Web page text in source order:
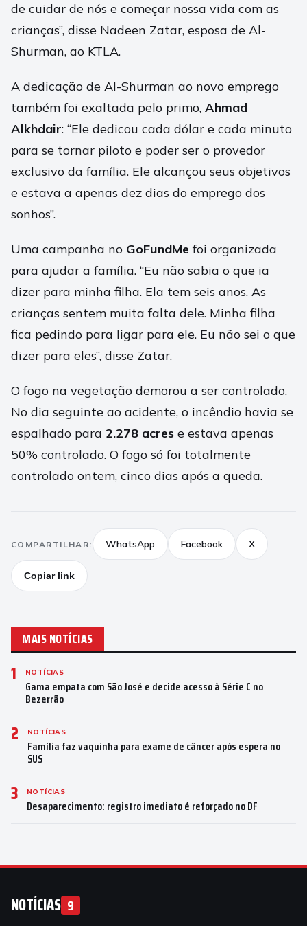
de cuidar de nós e começar nossa vida com as
crianças”, disse Nadeen Zatar, esposa de Al-
Shurman, ao KTLA.
A dedicação de Al-Shurman ao novo emprego
também foi exaltada pelo primo, Ahmad
Alkhdair: “Ele dedicou cada dólar e cada minuto
para se tornar piloto e poder ser o provedor
exclusivo da família. Ele alcançou seus objetivos
e estava a apenas dez dias do emprego dos
sonhos”.
Uma campanha no GoFundMe foi organizada
para ajudar a família. “Eu não sabia o que ia
dizer para minha filha. Ela tem seis anos. As
crianças sentem muita falta dele. Minha filha
fica pedindo para ligar para ele. Eu não sei o que
dizer para eles”, disse Zatar.
O fogo na vegetação demorou a ser controlado.
No dia seguinte ao acidente, o incêndio havia se
espalhado para 2.278 acres e estava apenas
50% controlado. O fogo só foi totalmente
controlado ontem, cinco dias após a queda.
COMPARTILHAR: WhatsApp Facebook X
Copiar link
MAIS NOTÍCIAS
1 NOTÍCIAS
Gama empata com São José e decide acesso à Série C no
Bezerrão
2 NOTÍCIAS
Família faz vaquinha para exame de câncer após espera no
SUS
3 NOTÍCIAS
Desaparecimento: registro imediato é reforçado no DF
NOTÍCIAS 9